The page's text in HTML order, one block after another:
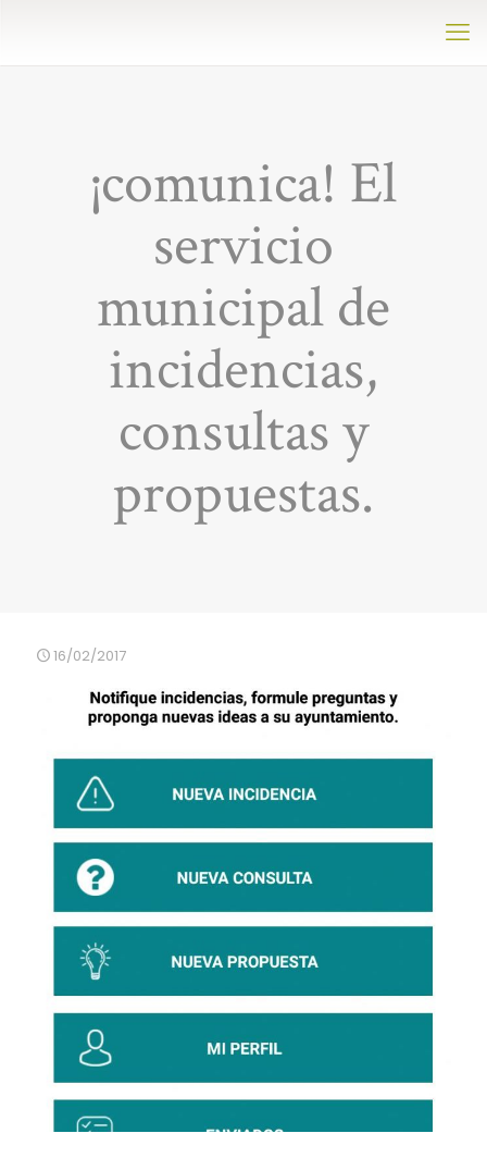
¡comunica! El
servicio
municipal de
incidencias,
consultas y
propuestas.
16/02/2017